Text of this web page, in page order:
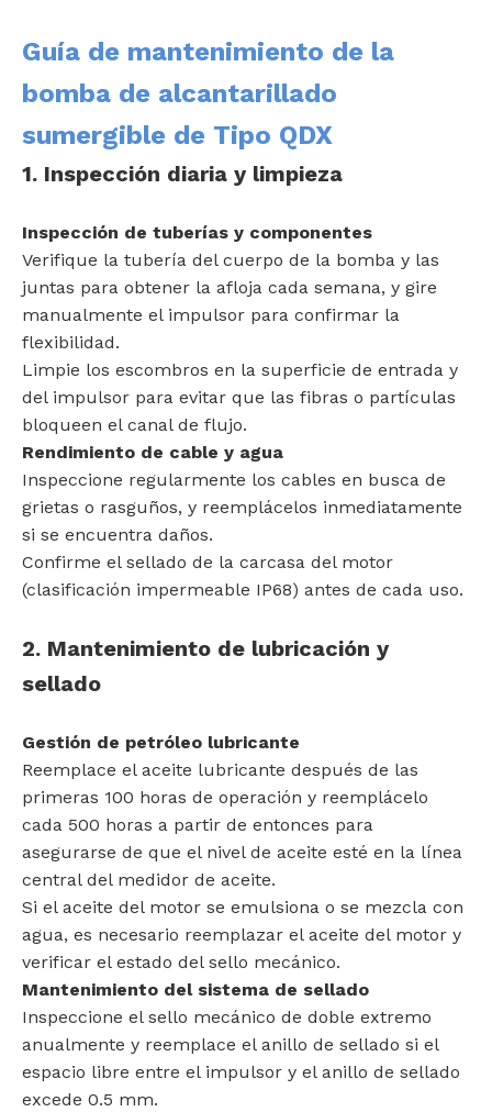
Guía de mantenimiento de la
bomba de alcantarillado
sumergible de Tipo QDX
1. Inspección diaria y limpieza
Inspección de tuberías y componentes
Verifique la tubería del cuerpo de la bomba y las
juntas para obtener la afloja cada semana, y gire
manualmente el impulsor para confirmar la
flexibilidad.
Limpie los escombros en la superficie de entrada y
del impulsor para evitar que las fibras o partículas
bloqueen el canal de flujo.
Rendimiento de cable y agua
Inspeccione regularmente los cables en busca de
grietas o rasguños, y reemplácelos inmediatamente
si se encuentra daños.
Confirme el sellado de la carcasa del motor
(clasificación impermeable IP68) antes de cada uso.
2. Mantenimiento de lubricación y
sellado
Gestión de petróleo lubricante
Reemplace el aceite lubricante después de las
primeras 100 horas de operación y reemplácelo
cada 500 horas a partir de entonces para
asegurarse de que el nivel de aceite esté en la línea
central del medidor de aceite.
Si el aceite del motor se emulsiona o se mezcla con
agua, es necesario reemplazar el aceite del motor y
verificar el estado del sello mecánico.
Mantenimiento del sistema de sellado
Inspeccione el sello mecánico de doble extremo
anualmente y reemplace el anillo de sellado si el
espacio libre entre el impulsor y el anillo de sellado
excede 0.5 mm.